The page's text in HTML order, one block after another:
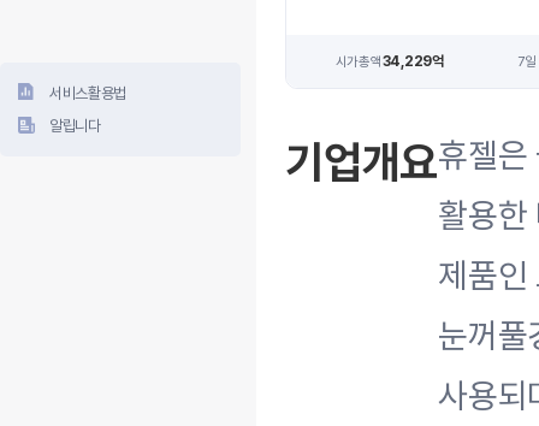
서비스활용법
알립니다
시가총액34,229억 7일
기업개요휴젤은
활용한
제품인
눈꺼풀
사용되